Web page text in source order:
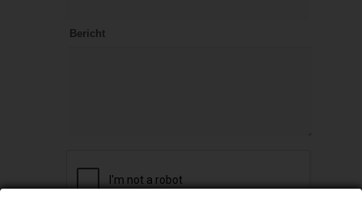
Bericht